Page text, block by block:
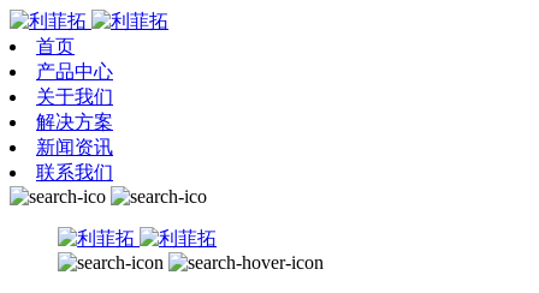
首页
产品中心
关于我们
解决方案
新闻资讯
联系我们